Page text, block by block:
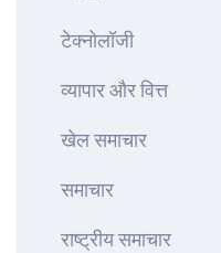
टेक्नोलॉजी
व्यापार और वित्त
खेल समाचार
समाचार
राष्ट्रीय समाचार